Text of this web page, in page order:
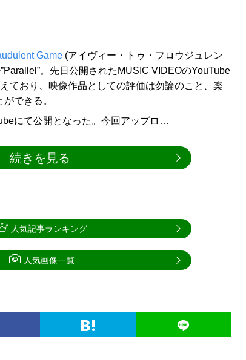
Game (アイヴィー・トゥ・フロウジュレン
。先日公開されたMUSIC VIDEOのYouTube
ており、映像作品としての評価は勿論のこと、楽
できる。
にて公開となった。今回アップロ…
続きを見る
人気記事ランキング
人気画像一覧